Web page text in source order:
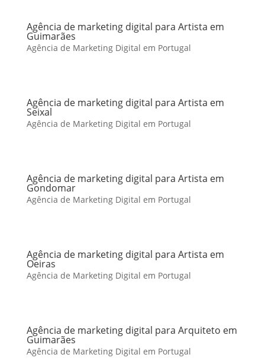
Agência de marketing digital para Artista em
Guimarães
Agência de Marketing Digital em Portugal
Agência de marketing digital para Artista em
Seixal
Agência de Marketing Digital em Portugal
Agência de marketing digital para Artista em
Gondomar
Agência de Marketing Digital em Portugal
Agência de marketing digital para Artista em
Oeiras
Agência de Marketing Digital em Portugal
Agência de marketing digital para Arquiteto em
Guimarães
Agência de Marketing Digital em Portugal